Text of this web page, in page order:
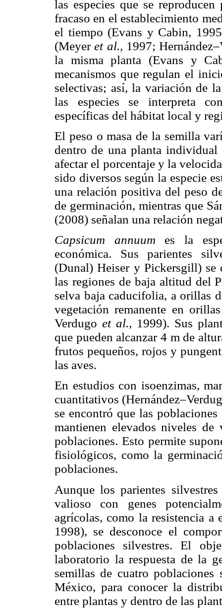
las especies que se
fracaso en el establecimiento
el tiempo (Evans y Cabin,
(Meyeret al., 1997;
la misma planta (Evans y
mecanismos que regulan el
selectivas; así, la variación de
las especies se interpreta
específicas del hábitat local y
El peso o masa de la semilla
dentro de una planta
afectar el porcentaje y la
sido diversos según la especie
una relación positiva del peso
de germinación, mientras que
(2008) señalan una relación
Capsicum annuum es la
económica. Sus parientes
(Dunal) Heiser y Pickersgill) se
las regiones de baja altitud del
selva baja caducifolia, a orillas
vegetación remanente en
Verdugo et al., 1999). Sus
que pueden alcanzar 4 m de
frutos pequeños, rojos y
las aves.
En estudios con isoenzimas,
cuantitativos
se encontró que las
mantienen elevados niveles
poblaciones. Esto permite
fisiológicos, como la
poblaciones.
Aunque los parientes
valioso con genes
agrícolas, como la resistencia a
1998), se desconoce el
poblaciones silvestres. El
laboratorio la respuesta de la
semillas de cuatro
México, para conocer la
entre plantas y dentro de las